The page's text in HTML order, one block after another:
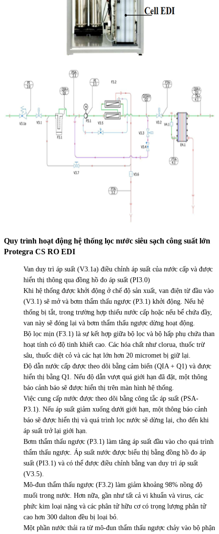
Quy trình hoạt động hệ thống lọc nước siêu sạch công suất lớn
Protegra CS RO EDI
Van duy trì áp suất (V3.1a) điều chỉnh áp suất của nước cấp và được
hiển thị thông qua đồng hồ đo áp suất (PI3.0)
Khi hệ thống được khởi động ở chế độ sản xuất, van điện từ đầu vào
(V3.1) sẽ mở và bơm thẩm thấu ngược (P3.1) khởi động. Nếu hệ
thống bị tắt, trong trường hợp thiếu nước cấp hoặc nếu bể chứa đầy,
van này sẽ đóng lại và bơm thẩm thấu ngược dừng hoạt động.
Bộ lọc mịn (F3.1) là sự kết hợp giữa bộ lọc và bộ hấp phụ chứa than
hoạt tính có độ tinh khiết cao. Các hóa chất như clorua, thuốc trừ
sâu, thuốc diệt cỏ và các hạt lớn hơn 20 micromet bị giữ lại.
Độ dẫn nước cấp được theo dõi bằng cảm biến (QIA + Q1) và được
hiển thị bằng Q1. Nếu độ dẫn vượt quá giới hạn đã đặt, một thông
báo cảnh báo sẽ được hiển thị trên màn hình hệ thống.
Việc cung cấp nước được theo dõi bằng công tắc áp suất (PSA-
P3.1). Nếu áp suất giảm xuống dưới giới hạn, một thông báo cảnh
báo sẽ được hiển thị và quá trình lọc nước sẽ dừng lại, cho đến khi
áp suất trở lại giới hạn.
Bơm thẩm thấu ngược (P3.1) làm tăng áp suất đầu vào cho quá trình
thẩm thấu ngược. Áp suất nước được biểu thị bằng đồng hồ đo áp
suất (PI3.1) và có thể được điều chỉnh bằng van duy trì áp suất
(V3.5).
Mô-đun thẩm thấu ngược (F3.2) làm giảm khoảng 98% nồng độ
muối trong nước. Hơn nữa, gần như tất cả vi khuẩn và virus, các
phức kim loại nặng và các phân tử hữu cơ có trọng lượng phân tử
cao hơn 300 dalton đều bị loại bỏ.
Một phần nước thải ra từ mô-đun thẩm thấu ngược chảy vào bộ phận